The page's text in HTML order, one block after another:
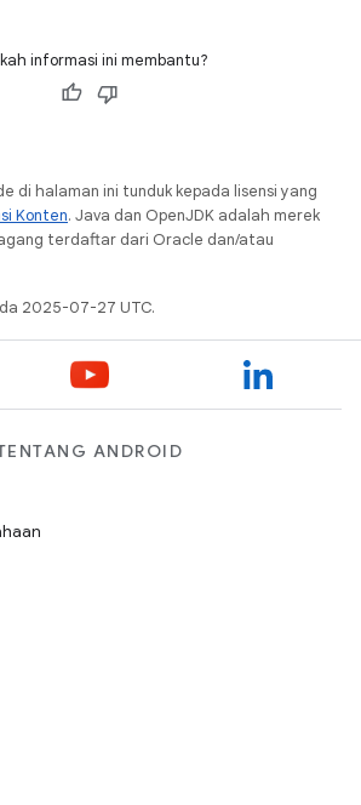
informasi ini membantu?
di halaman ini tunduk kepada lisensi yang
Konten. Java dan OpenJDK adalah merek
terdaftar dari Oracle dan/atau
2025-07-27 UTC.
ANDROID